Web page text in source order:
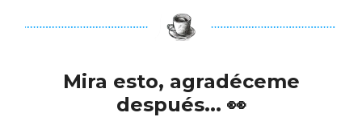
Mira esto, agradéceme
después... 👀